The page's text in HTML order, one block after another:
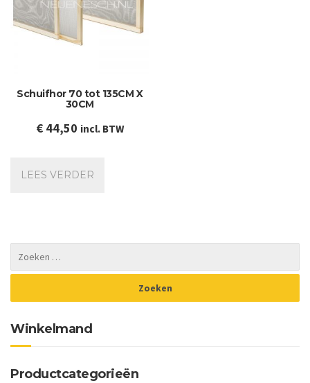
Schuifhor 70 tot 135CM X
30CM
€44,50 incl. BTW
LEES VERDER
Winkelmand
Productcategorieën